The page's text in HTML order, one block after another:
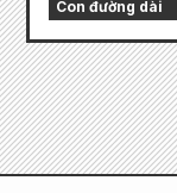
Con đường dài